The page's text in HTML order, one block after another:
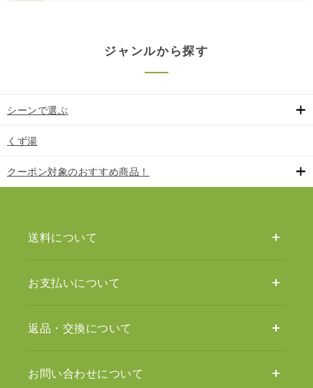
ジャンルから探す
シーンで選ぶ
くず湯
クーポン対象のおすすめ商品！
送料について
お支払いについて
返品・交換について
お問い合わせについて